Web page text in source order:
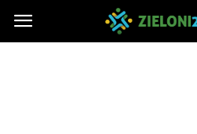
Zieloni2004.pl